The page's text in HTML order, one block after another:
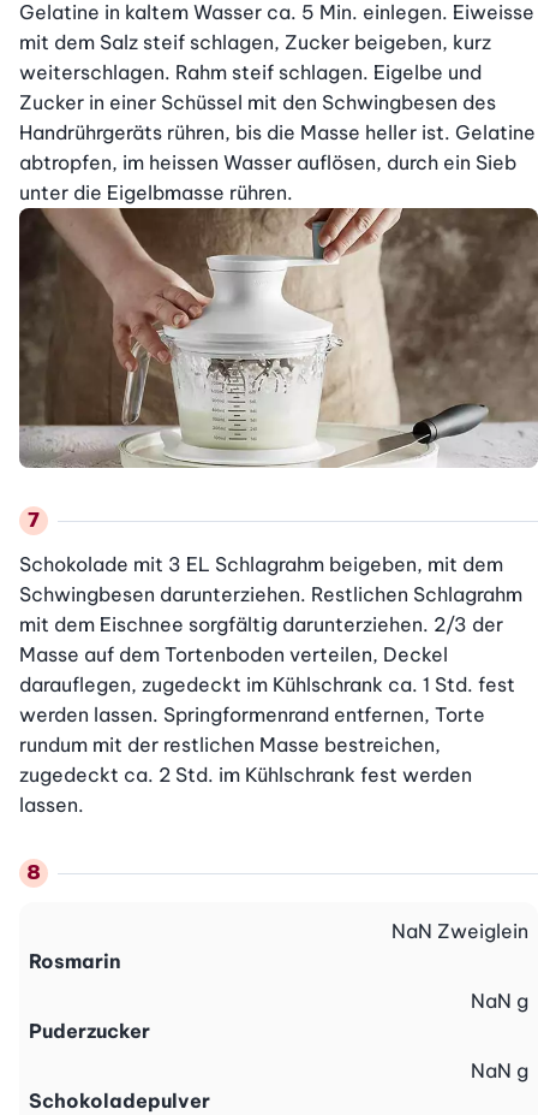
Gelatine in kaltem Wasser ca. 5 Min. einlegen. Eiweisse
mit dem Salz steif schlagen, Zucker beigeben, kurz
weiterschlagen. Rahm steif schlagen. Eigelbe und
Zucker in einer Schüssel mit den Schwingbesen des
Handrührgeräts rühren, bis die Masse heller ist. Gelatine
abtropfen, im heissen Wasser auflösen, durch ein Sieb
unter die Eigelbmasse rühren.
Schokolade mit 3 EL Schlagrahm beigeben, mit dem
Schwingbesen darunterziehen. Restlichen Schlagrahm
mit dem Eischnee sorgfältig darunterziehen. 2/3 der
Masse auf dem Tortenboden verteilen, Deckel
darauflegen, zugedeckt im Kühlschrank ca. 1 Std. fest
werden lassen. Springformenrand entfernen, Torte
rundum mit der restlichen Masse bestreichen,
zugedeckt ca. 2 Std. im Kühlschrank fest werden
lassen.
Rosmarin
NaN Zweiglein
Puderzucker
NaN g
Schokoladepulver
NaN g